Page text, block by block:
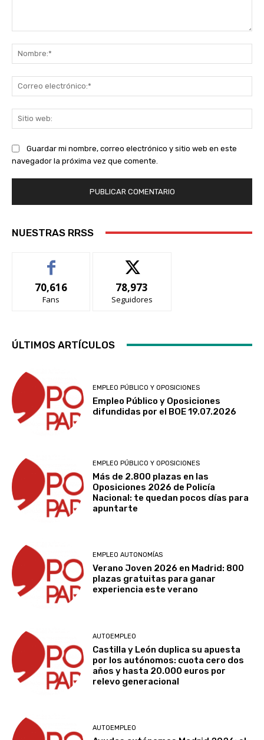
Guardar mi nombre, correo electrónico y sitio web en este
navegador la próxima vez que comente.
NUESTRAS RRSS
70,616
Fans
78,973
Seguidores
ÚLTIMOS ARTÍCULOS
EMPLEO PÚBLICO Y OPOSICIONES
Empleo Público y Oposiciones
difundidas por el BOE 19.07.2026
EMPLEO PÚBLICO Y OPOSICIONES
Más de 2.800 plazas en las
Oposiciones 2026 de Policía
Nacional: te quedan pocos días para
apuntarte
EMPLEO AUTONOMÍAS
Verano Joven 2026 en Madrid: 800
plazas gratuitas para ganar
experiencia este verano
AUTOEMPLEO
Castilla y León duplica su apuesta
por los autónomos: cuota cero dos
años y hasta 20.000 euros por
relevo generacional
AUTOEMPLEO